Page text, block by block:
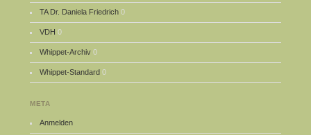
TA Dr. Daniela Friedrich 0
VDH 0
Whippet-Archiv 0
Whippet-Standard 0
META
Anmelden